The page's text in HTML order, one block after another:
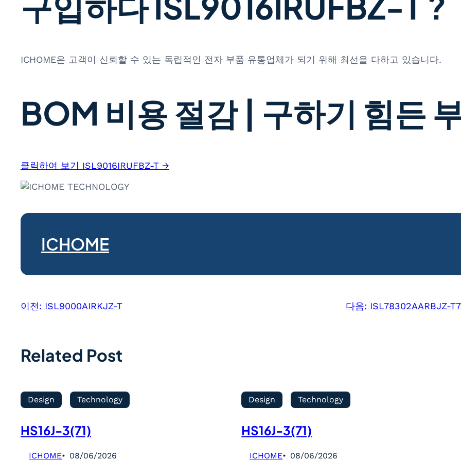
ICHOME은 고객이 신뢰할 수 있는 독립적인 전자 부품 유통업체가 되기 위해 최선을 다하고 있습니다.
BOM 비용 절감 | 구하기 힘든
클릭하여 보기 ISL9016IRUFBZ-T →
ICHOME
이전: ISL9000AIRKJZ-T 다음: ISL78302AARBJZ-
Related Post
Design Technology
HS16J-3(71)
ICHOME 08/06/2026
Design Technology
HS16J-3(71)
ICHOME 08/06/2026